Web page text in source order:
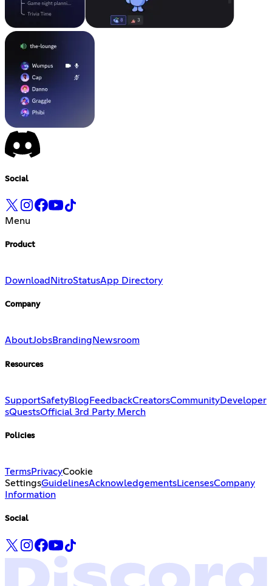
Social
Menu
Product
Download NitroStatusApp Directory
Company
AboutJobsBranding Newsroom
Resources
SupportSafetyBlog FeedbackCreatorsCommunityDeveloper
sQuestsOfficial 3rd Party Merch
Policies
TermsPrivacyCookie
SettingsGuidelinesAcknowledgementsLicensesCompany
Information
Social